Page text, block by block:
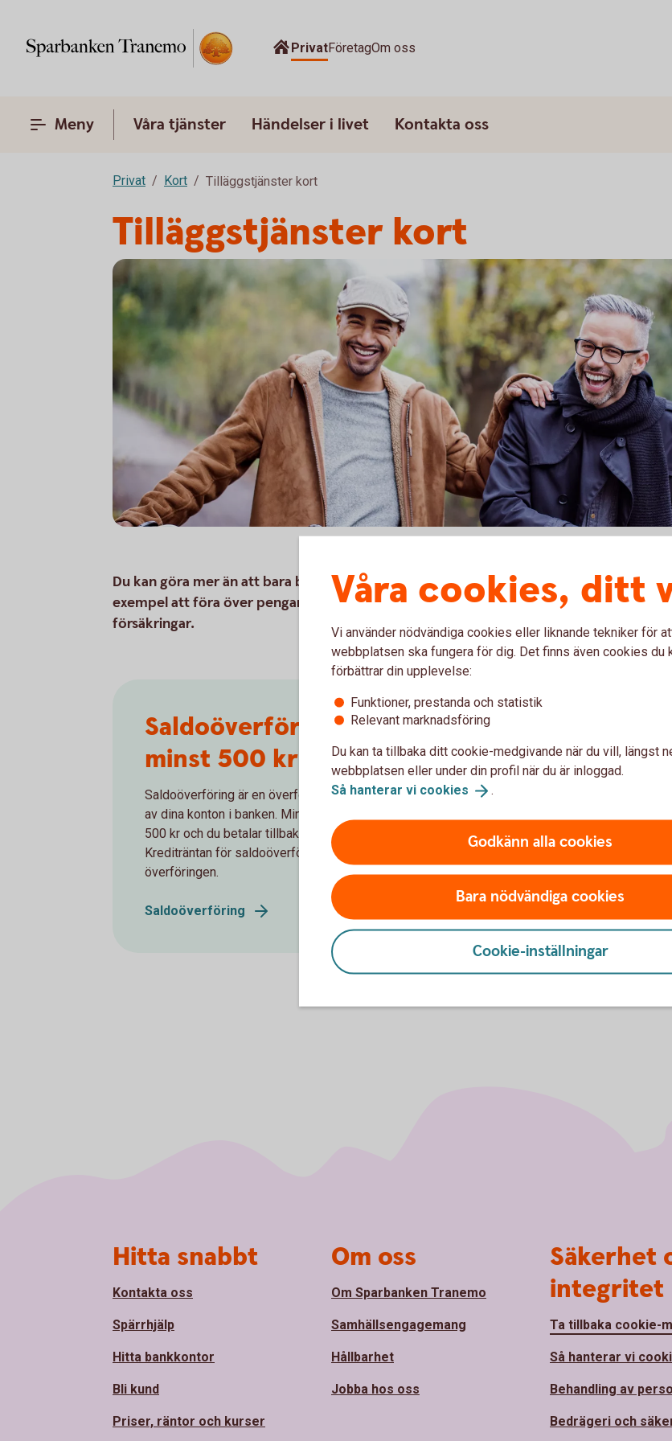
PrivatFöretagOm oss
Meny Våra tjänster Händelser i livet Kontakta oss
Privat Kort Tilläggstjänster kort
Tilläggstjänster kort
Du kan göra mer än att bara betala med ditt kort. Du får även tillgång till andra
exempel att föra över pengar från ditt kreditkort till ett konto - saldoöverföring - och
försäkringar.
Saldoöverföring – vid flytt av
minst 500 kr till konto
Saldoöverföring är en överföring av pengar från ditt kreditkort till ett
av dina konton i banken. Minsta belopp för en saldoöverföring är
500 kr och du betalar tillbaka som vanligt via din månadsfaktura.
Krediträntan för saldoöverföring räknas från första dagen efter
överföringen.
Saldoöverföring
Olika
Alla våra kreditkort
trygghet när du
drulleförsäkring,
betalningsskydd
arbetslös.
Försäkringar på
Våra cookies, ditt
Vi använder nödvändiga cookies eller liknande tekniker för
webbplatsen ska fungera för dig. Det finns även cookies du
förbättrar din upplevelse:
Funktioner, prestanda och statistik
Relevant marknadsföring
Du kan ta tillbaka ditt cookie-medgivande när du vill, längst
webbplatsen eller under din profil när du är inloggad.
Så hanterar vi cookies .
Godkänn alla cookies
Bara nödvändiga cookies
Cookie-inställningar
Hitta snabbt
Kontakta oss
Spärrhjälp
Hitta bankkontor
Bli kund
Priser, räntor och kurser
Om oss
Om Sparbanken Tranemo
Samhällsengagemang
Hållbarhet
Jobba hos oss
Säkerhet
integritet
Ta tillbaka cookie-
Så hanterar vi
Behandling av
Bedrägeri och